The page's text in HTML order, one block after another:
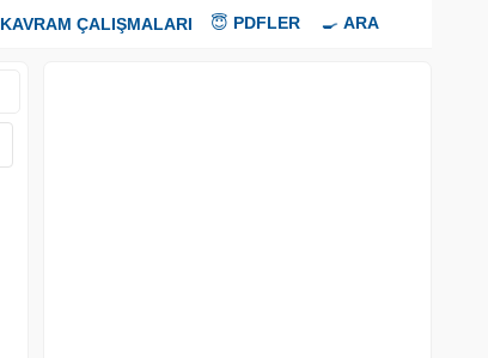
KAVRAM ÇALIŞMALARI 😇 PDFLER 🍳 ARA